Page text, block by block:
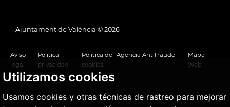
Utilizamos cookies
Usamos cookies y otras técnicas de rastreo para mejorar
Ajuntament de València © 2026
Aviso
legal
Política
privacidad
Política de
cookies
Agencia Antifraude
Mapa
Web